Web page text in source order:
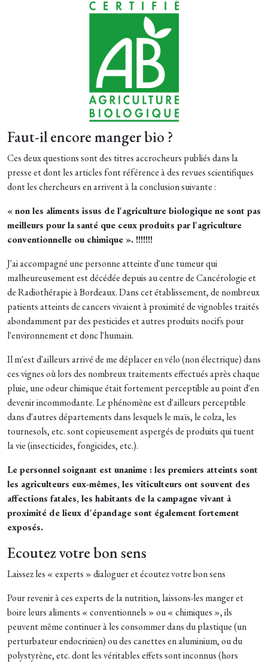
Faut-il encore manger bio ?
Ces deux questions sont des titres accrocheurs publiés dans la
presse et dont les articles font référence à des revues scientifiques
dont les chercheurs en arrivent à la conclusion suivante :
« non les aliments issus de l'agriculture biologique ne sont pas
meilleurs pour la santé que ceux produits par l'agriculture
conventionnelle ou chimique ». !!!!!!!
J'ai accompagné une personne atteinte d'une tumeur qui
malheureusement est décédée depuis au centre de Cancérologie et
de Radiothérapie à Bordeaux. Dans cet établissement, de nombreux
patients atteints de cancers vivaient à proximité de vignobles traités
abondamment par des pesticides et autres produits nocifs pour
l'environnement et donc l'humain.
Il m'est d'ailleurs arrivé de me déplacer en vélo (non électrique) dans
ces vignes où lors des nombreux traitements effectués après chaque
pluie, une odeur chimique était fortement perceptible au point d'en
devenir incommodante. Le phénomène est d'ailleurs perceptible
dans d'autres départements dans lesquels le maïs, le colza, les
tournesols, etc. sont copieusement aspergés de produits qui tuent
la vie (insecticides, fongicides, etc.).
Le personnel soignant est unanime : les premiers atteints sont
les agriculteurs eux-mêmes, les viticulteurs ont souvent des
affections fatales, les habitants de la campagne vivant à
proximité de lieux d'épandage sont également fortement
exposés.
Ecoutez votre bon sens
Laissez les « experts » dialoguer et écoutez votre bon sens
Pour revenir à ces experts de la nutrition, laissons-les manger et
boire leurs aliments « conventionnels » ou « chimiques », ils
peuvent même continuer à les consommer dans du plastique (un
perturbateur endocrinien) ou des canettes en aluminium, ou du
polystyrène, etc. dont les véritables effets sont inconnus (hors